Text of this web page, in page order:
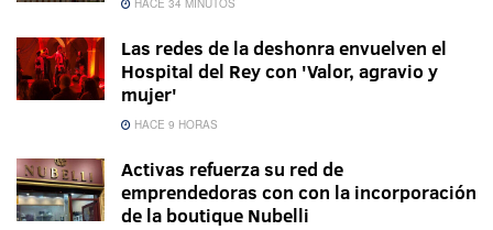
HACE 34 MINUTOS
Las redes de la deshonra envuelven el
Hospital del Rey con 'Valor, agravio y
mujer'
HACE 9 HORAS
Activas refuerza su red de
emprendedoras con con la incorporación
de la boutique Nubelli